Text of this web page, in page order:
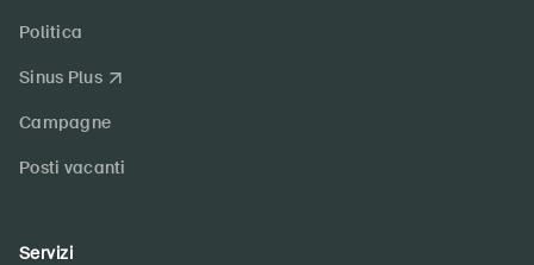
Politica
Sinus Plus
Campagne
Posti vacanti
Servizi